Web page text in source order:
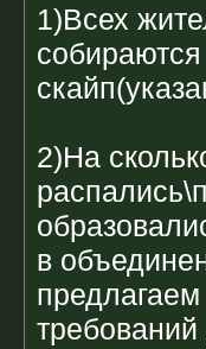
1)Всех
2)На
в
требований